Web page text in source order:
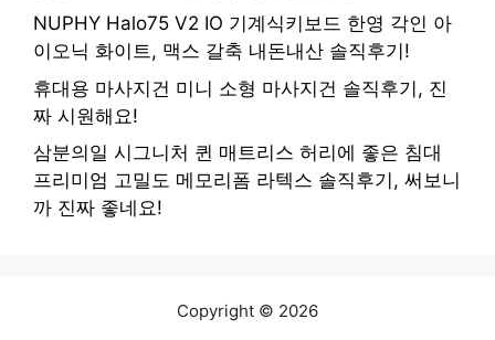
NUPHY Halo75 V2 IO 기계식키보드 한영 각인 아
이오닉 화이트, 맥스 갈축 내돈내산 솔직후기!
휴대용 마사지건 미니 소형 마사지건 솔직후기, 진
짜 시원해요!
삼분의일 시그니처 퀸 매트리스 허리에 좋은 침대
프리미엄 고밀도 메모리폼 라텍스 솔직후기, 써보니
까 진짜 좋네요!
Copyright © 2026